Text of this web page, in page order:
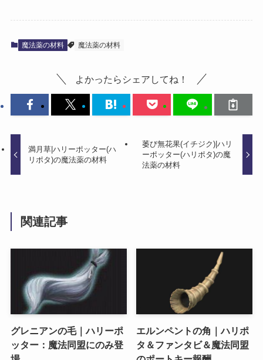
魔法薬の材料 魔法薬の材料
よかったらシェアしてね！
満月草|ハリーポッター(ハ
リポタ)の魔法薬の材料
萎び無花果(イチジク)|ハリ
ーポッター(ハリポタ)の魔
法薬の材料
関連記事
グレニアンの毛｜ハリーポ
ッター：魔法同盟にのみ登
エルンペントの角｜ハリポ
タ＆ファンタビ＆魔法同盟